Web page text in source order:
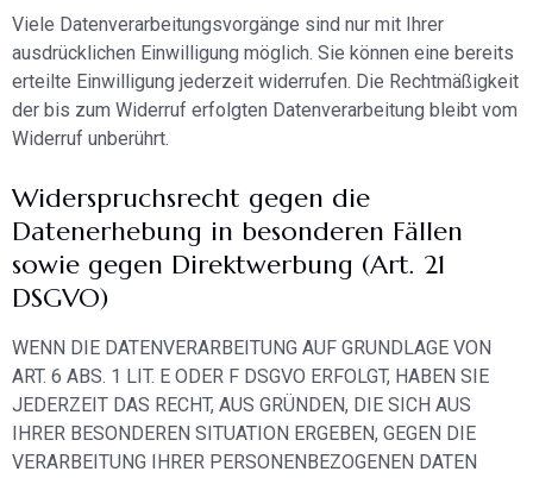
Viele Datenverarbeitungsvorgänge sind nur mit Ihrer
ausdrücklichen Einwilligung möglich. Sie können eine bereits
erteilte Einwilligung jederzeit widerrufen. Die Rechtmäßigkeit
der bis zum Widerruf erfolgten Datenverarbeitung bleibt vom
Widerruf unberührt.
Widerspruchsrecht gegen die
Datenerhebung in besonderen Fällen
sowie gegen Direktwerbung (Art. 21
DSGVO)
WENN DIE DATENVERARBEITUNG AUF GRUNDLAGE VON
ART. 6 ABS. 1 LIT. E ODER F DSGVO ERFOLGT, HABEN SIE
JEDERZEIT DAS RECHT, AUS GRÜNDEN, DIE SICH AUS
IHRER BESONDEREN SITUATION ERGEBEN, GEGEN DIE
VERARBEITUNG IHRER PERSONENBEZOGENEN DATEN